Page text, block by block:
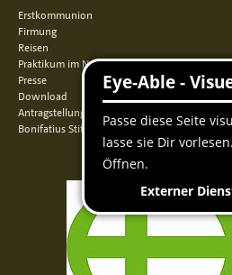
Erstkommunion
Firmung
Reisen
Praktikum im Norden
Presse
Download
Antragstellung
Bonifatius Stiftungszentrum